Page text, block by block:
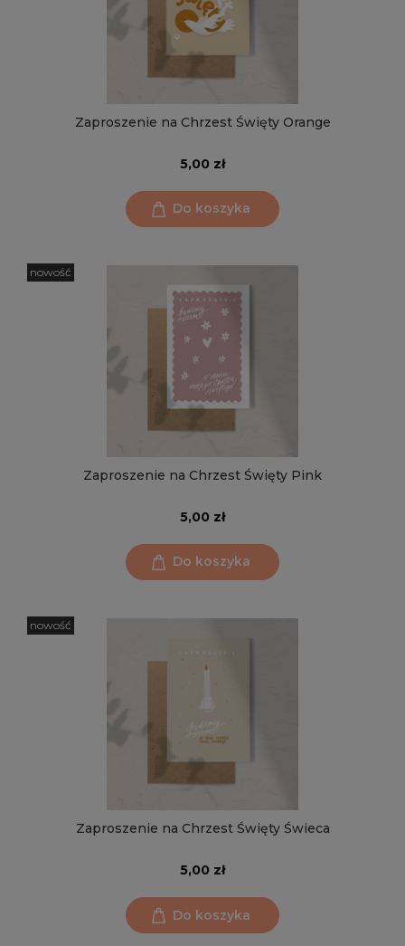
Zaproszenie na Chrzest Święty Orange
5,00 zł
Do koszyka
Zaproszenie na Chrzest Święty Pink
5,00 zł
Do koszyka
nowość
Zaproszenie na Chrzest Święty Świeca
5,00 zł
Do koszyka
nowość